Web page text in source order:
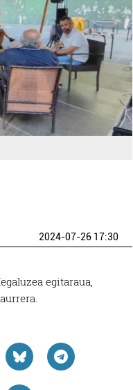
2024-07-26 17:30
egitaraua,